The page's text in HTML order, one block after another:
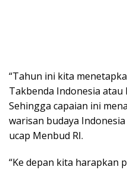
“Tahun ini kita
Takbenda Indonesia
Sehingga capaian ini
warisan budaya
ucap Menbud RI.
“Ke depan kita harapkan